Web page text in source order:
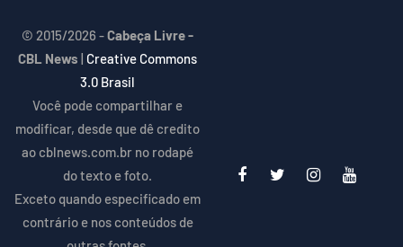
© 2015/2026 -Cabeça Livre -
CBL News | Creative Commons
3.0 Brasil
Você pode compartilhar e
modificar, desde que dê credito
ao cblnews.com.br no rodapé
do texto e foto.
Exceto quando especificado em
contrário e nos conteúdos de